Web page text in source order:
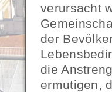
verursacht
der
die
ermutigen,